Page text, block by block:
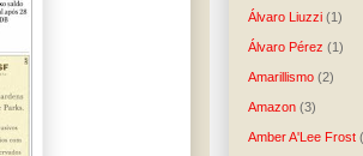
Álvaro Liuzzi (1)
Álvaro Pérez (1)
Amarillismo (2)
Amazon (3)
Amber A'Lee Frost